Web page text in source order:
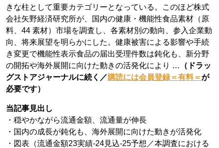
きな柱として重要カテゴリーとなっている。このほど株式
会社矢野経済研究所が、国内の健康・機能性食品素材（原
料、44 素材）市場を調査し、各素材別の動向、参入企業動
向、将来展望を明らかにした。健康被害による影響や手続
き変更で機能性表示食品の届出受理件数は鈍化も、新分野
の開拓や海外展開に向けた動きの活発化により …
（ドラッ
グストアジャーナルに続く／購読には会員登録＝有料＝が
必要です）
当記事見出し
・穏やかながら流通金額、流通量が伸長
・国内の成長が鈍化も、海外展開に向けた動きが活発化
・図表（流通金額23実績-24見込-25予想／本調査における